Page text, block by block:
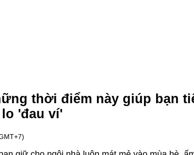
thời điểm này giúp bạn
'đau ví'